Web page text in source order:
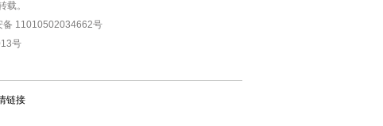
。
备 11010502034662号
号
链接